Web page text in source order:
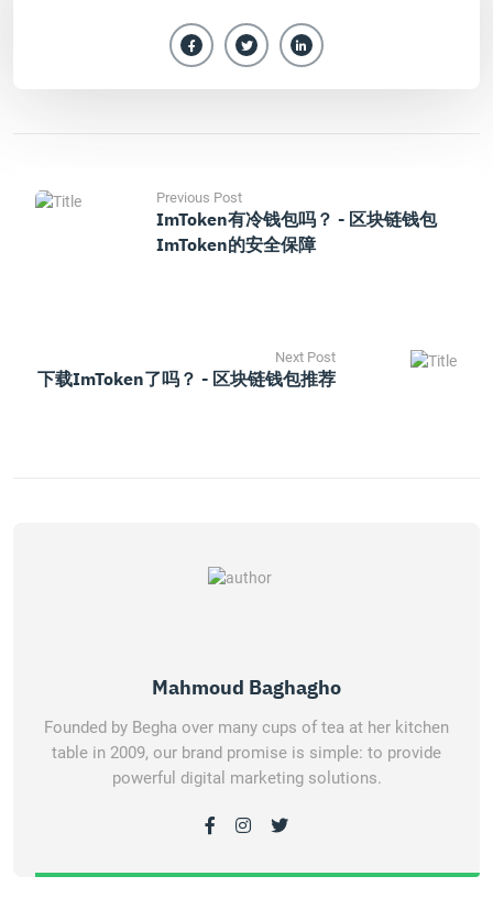
Previous Post
ImToken有冷钱包吗？ - 区块链钱包
ImToken的安全保障
Next Post
下载imToken了吗？ - 区块链钱包推荐
Mahmoud Baghagho
Founded by Begha over many cups of tea at her kitchen
table in 2009, our brand promise is simple: to provide
powerful digital marketing solutions.